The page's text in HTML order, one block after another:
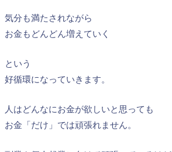
気分も満たされながら
お金もどんどん増えていく
という
好循環になっていきます。
人はどんなにお金が欲しいと思っても
お金「だけ」では頑張れません。